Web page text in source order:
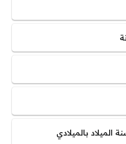
بالميلادي